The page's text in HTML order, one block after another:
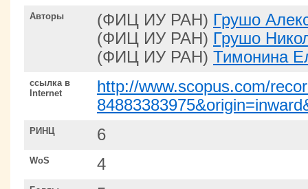
Авторы (ФИЦ ИУ РАН) Грушо
(ФИЦ ИУ РАН) Грушо
(ФИЦ ИУ РАН) Тимонина
ссылка в
Internet
http://www.scopus.com/
РИНЦ 6
WoS 4